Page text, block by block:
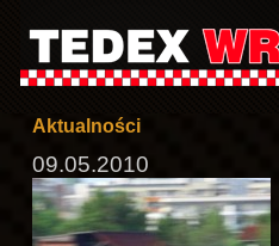
Aktualności
09.05.2010